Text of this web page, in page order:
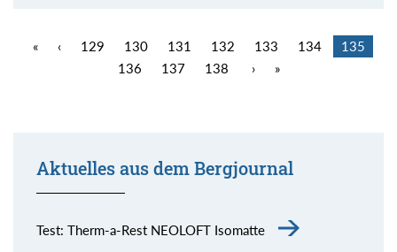
« ‹ 129 130 131 132 133 134
135
136
137 138 › »
Aktuelles aus dem Bergjournal
Test: Therm-a-Rest NEOLOFT Isomatte